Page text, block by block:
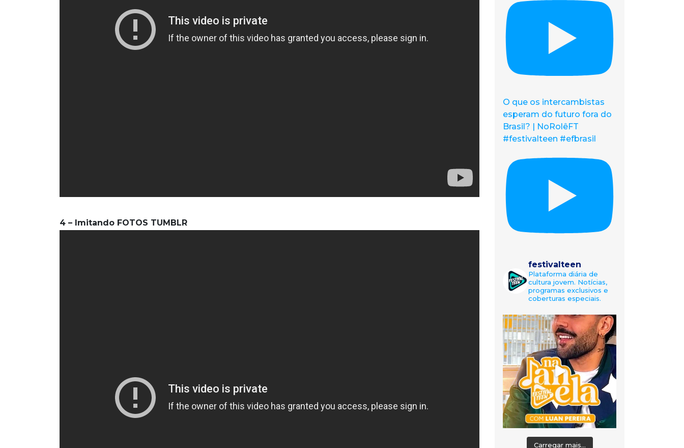
4 – Imitando FOTOS TUMBLR
O que os intercambistas
esperam do futuro fora do
Brasil? | NoRolêFT
#festivalteen #efbrasil
festivalteen
Plataforma diária de
cultura jovem. Notícias,
programas exclusivos e
coberturas especiais.
Carregar mais...